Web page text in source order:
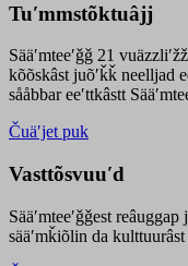
Tuʹmmstõktuâjj
Sääʹmteeʹǧǧ 21
kõõskâst juõʹǩǩ neelljad
sååbbar eeʹttkâstt
Čuäʹjet puk
Vasttõsvuuʹd
Sääʹmteeʹǧǧest reâuggap
sääʹmǩiõlin da kulttuurâst